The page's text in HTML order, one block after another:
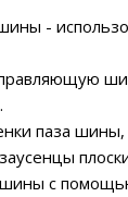
-
паза шины,
с